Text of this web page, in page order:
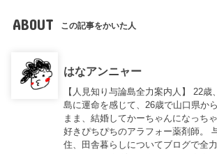
ABOUT この記事をかいた人
はなアンニャー
【人見知り与論島全力案内人】 22
島に運命を感じて、26歳で山口県か
まま、結婚してかーちゃんになっち
好きぴちぴちのアラフォー薬剤師。
住、田舎暮らしについてブログで全